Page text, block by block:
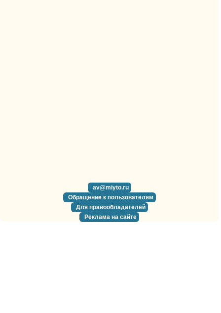
av@miyto.ru
Обращение к пользователям
Для правообладателей
Реклама на сайте